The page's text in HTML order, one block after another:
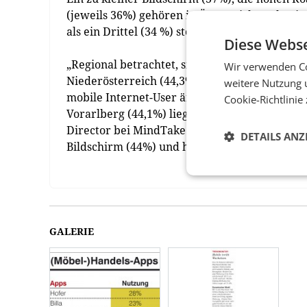
(jeweils 36%) gehören in Österreich nach
als ein Drittel (34 %) stört sich außerdem an
„Regional betrachtet, sind es
Niederösterreich (44,3%) und der
mobile Internet-User ärgern und im
Vorarlberg (44,1%) liegen hohe
Director bei MindTake Research. „In
Bildschirm (44%) und hohe Roamingkosten
GALERIE
Diese
Wir verwenden
weitere Nutzung
Cookie-Richtlinie
DETAILS